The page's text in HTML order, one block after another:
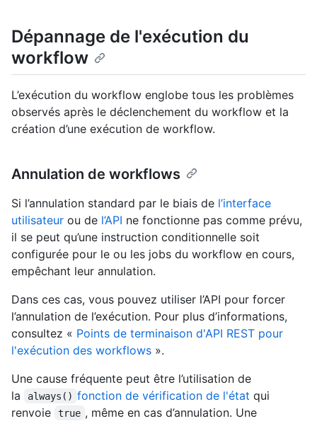
Dépannage de l'exécution du
workflow
L’exécution du workflow englobe tous les problèmes
observés après le déclenchement du workflow et la
création d’une exécution de workflow.
Annulation de workflows
Si l’annulation standard par le biais de l’interface
utilisateur ou de l’API ne fonctionne pas comme prévu,
il se peut qu’une instruction conditionnelle soit
configurée pour le ou les jobs du workflow en cours,
empêchant leur annulation.
Dans ces cas, vous pouvez utiliser l’API pour forcer
l’annulation de l’exécution. Pour plus d’informations,
consultez « Points de terminaison d'API REST pour
l'exécution des workflows ».
Une cause fréquente peut être l’utilisation de
la
always() fonction de vérification de l'état qui
renvoie
true , même en cas d’annulation. Une